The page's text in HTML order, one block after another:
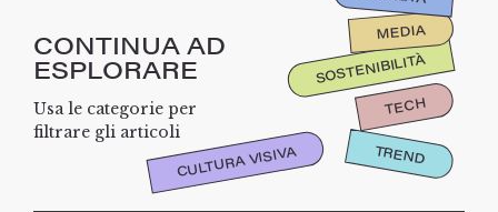
CONTINUA AD
ESPLORARE
Usa le categorie per
filtrare gli articoli
SOSTENIBILITÀ
TECH
MEDIA
CULTURA VISIVA TREND